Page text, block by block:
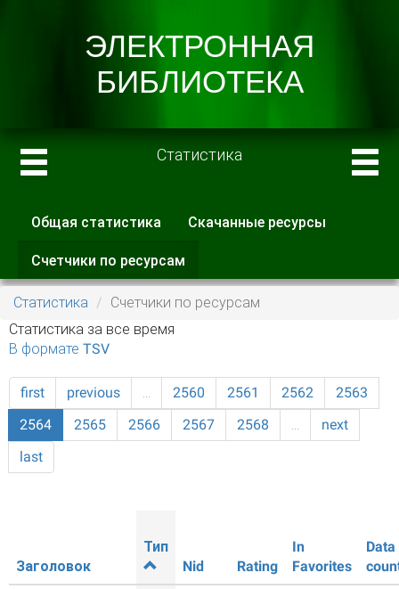
Статистика
Главные вкладки
Общая статистика Скачанные ресурсы
Счетчики по ресурсам
вкладка)
Статистика
Счетчики по ресурсам
Статистика за все время
В формате TSV
first previous … 2560 2561 2562
2563
2564
2565 2566 2567 2568 …
next
last
Заголовок
Тип
Nid
Rating
In
Favorites
Data